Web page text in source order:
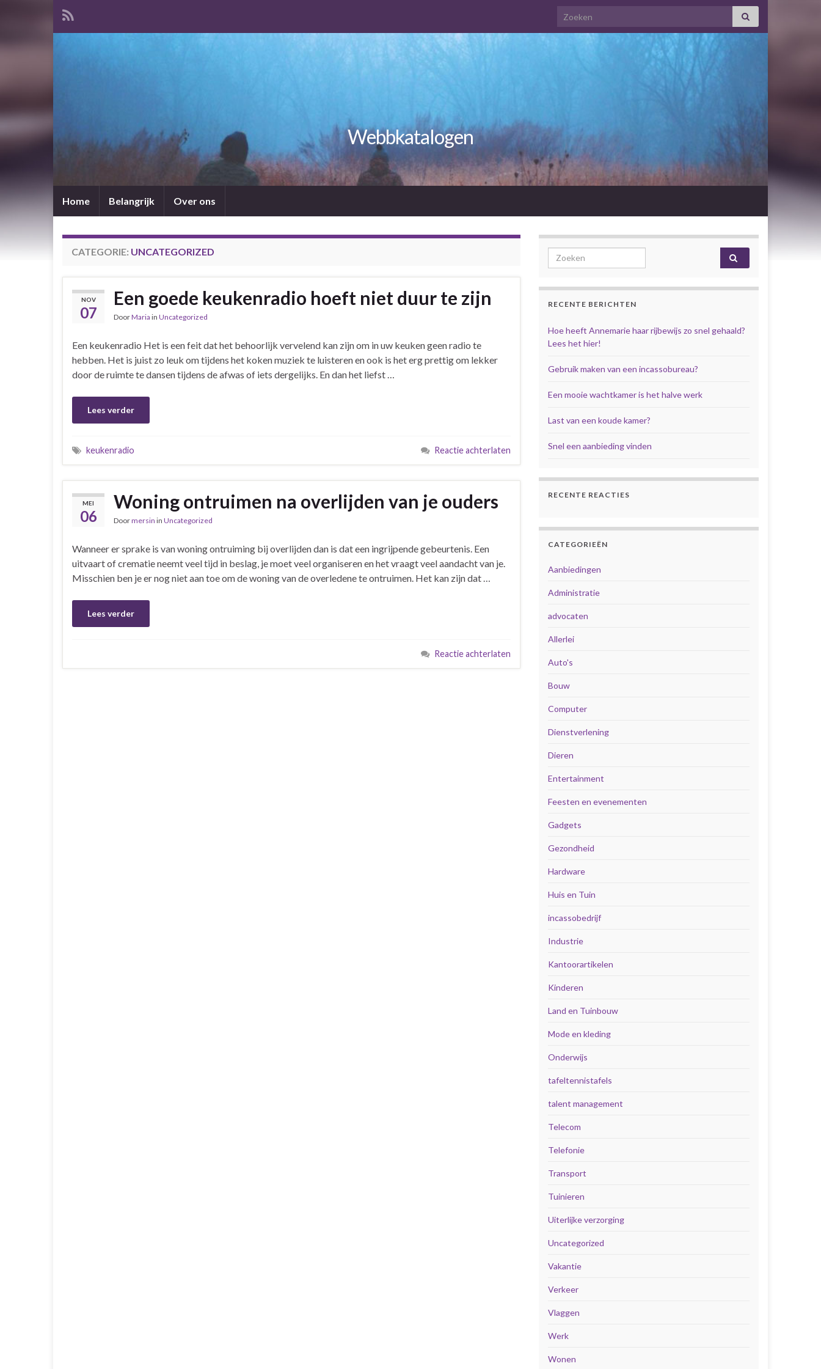
Search for:
Webbkatalogen
Home Belangrijk Over ons
CATEGORIE: UNCATEGORIZED
NOV
07
Een goede keukenradio hoeft niet duur te zijn
DoorMaria in Uncategorized
Een keukenradio Het is een feit dat het behoorlijk vervelend kan zijn om in uw keuken geen radio te
hebben. Het is juist zo leuk om tijdens het koken muziek te luisteren en ook is het erg prettig om lekker
door de ruimte te dansen tijdens de afwas of iets dergelijks. En dan het liefst …
Lees verder
keukenradio Reactie achterlaten
MEI
06
Woning ontruimen na overlijden van je ouders
Doormersin in Uncategorized
Wanneer er sprake is van woning ontruiming bij overlijden dan is dat een ingrijpende gebeurtenis. Een
uitvaart of crematie neemt veel tijd in beslag, je moet veel organiseren en het vraagt veel aandacht van je.
Misschien ben je er nog niet aan toe om de woning van de overledene te ontruimen. Het kan zijn dat …
Lees verder
Reactie achterlaten
Search for:
RECENTE BERICHTEN
Hoe heeft Annemarie haar rijbewijs zo snel gehaald?
Lees het hier!
Gebruik maken van een incassobureau?
Een mooie wachtkamer is het halve werk
Last van een koude kamer?
Snel een aanbieding vinden
RECENTE REACTIES
CATEGORIEËN
Aanbiedingen
Administratie
advocaten
Allerlei
Auto's
Bouw
Computer
Dienstverlening
Dieren
Entertainment
Feesten en evenementen
Gadgets
Gezondheid
Hardware
Huis en Tuin
incassobedrijf
Industrie
Kantoorartikelen
Kinderen
Land en Tuinbouw
Mode en kleding
Onderwijs
tafeltennistafels
talent management
Telecom
Telefonie
Transport
Tuinieren
Uiterlijke verzorging
Uncategorized
Vakantie
Verkeer
Vlaggen
Werk
Wonen